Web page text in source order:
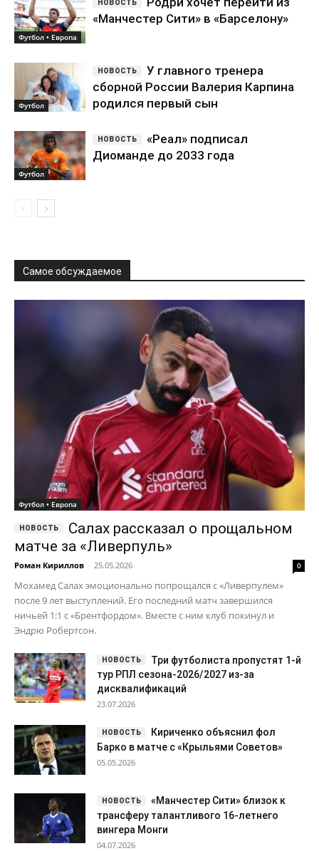
Футбол • Европа
«Манчестер Сити» в «Барселону»
Футбол
У главного тренера
сборной России Валерия Карпина
родился первый сын
Футбол
«Реал» подписал
Диоманде до 2033 года
Самое обсуждаемое
Футбол • Европа
Салах рассказал о прощальном
матче за «Ливерпуль»
Роман Кириллов - 25.05.2026 0
Мохамед Салах эмоционально попрощался с «Ливерпулем»
после 9 лет выступлений. Его последний матч завершился
ничьей 1:1 с «Брентфордом». Вместе с ним клуб покинул и
Эндрю Робертсон.
Три футболиста пропустят 1-й
тур РПЛ сезона-2026/2027 из-за
дисквалификаций
23.07.2026
Кириченко объяснил фол
Барко в матче с «Крыльями Советов»
05.05.2026
«Манчестер Сити» близок к
трансферу талантливого 16-летнего
вингера Монги
04.07.2026